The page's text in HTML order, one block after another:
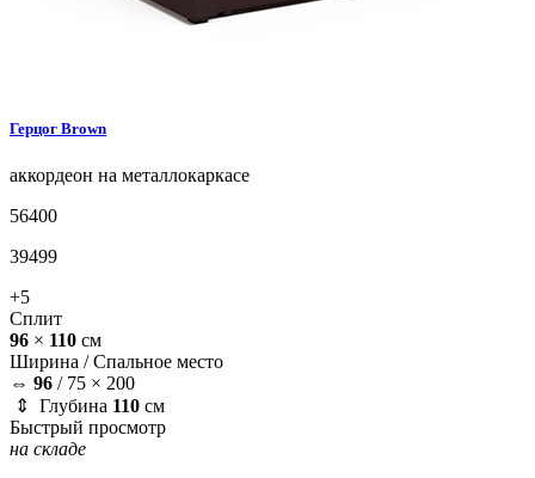
Герцог Brown
аккордеон на металлокаркасе
56400
39499
+5
Сплит
96 × 110 см
Ширина /Спальное место
⇔ 96 / 75 × 200
⇕ Глубина 110 см
Быстрый просмотр
на складе